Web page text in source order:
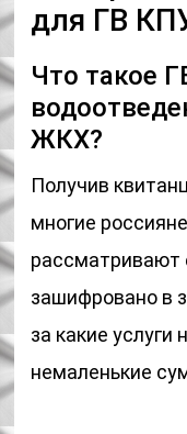
для ГВ
Что такое
ЖКХ?
Получив
многие
рассматривают
зашифровано в
за какие
немаленькие